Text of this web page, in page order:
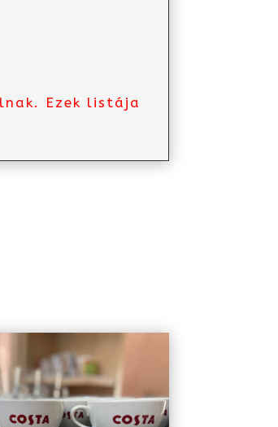
Ezek listája